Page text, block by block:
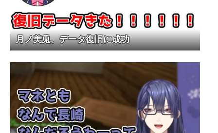
月ノ美兎、データ復旧に成功